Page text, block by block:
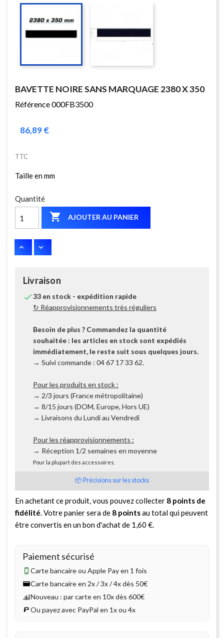
BAVETTE NOIRE SANS MARQUAGE 2380 X 350
Référence 000FB3500
86,89 €
TTC
Taille en mm
Quantité
 AJOUTER AU PANIER
Livraison
33 en stock - expédition rapide
↻ Réapprovisionnements très réguliers
Besoin de plus ? Commandez la quantité
souhaitée : les articles en stock sont expédiés
immédiatement, le reste suit sous quelques jours.
→ Suivi commande : 04 67 17 33 62.
Pour les produits en stock :
→ 2/3 jours (France métropolitaine)
→ 8/15 jours (DOM, Europe, Hors UE)
→ Livraisons du Lundi au Vendredi
Pour les réapprovisionnements :
→ Réception 1/2 semaines en moyenne
Pour la plupart des accessoires.
📦 Précisions sur les stocks
En achetant ce produit, vous pouvez collecter 8 points de
fidélité. Votre panier sera de 8 pointsau total qui peuvent
être convertis en un bon d'achat de 1,60 €.
Paiement sécurisé
Carte bancaire ou Apple Pay en 1 fois
Carte bancaire en 2x / 3x / 4x dès 50€
Nouveau : par carte en 10x dès 600€
Ou payez avec PayPal en 1x ou 4x